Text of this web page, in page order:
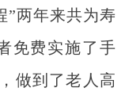
”两年来共为寿
免费实施了手
做到了老人高